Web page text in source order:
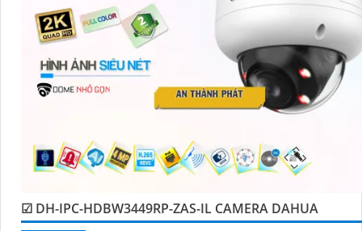
☑ DH-IPC-HDBW3449RP-ZAS-IL CAMERA DAHUA